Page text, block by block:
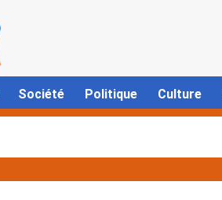
Société Politique Culture